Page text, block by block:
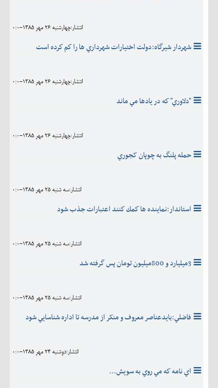
انتشار:چهارشنبه 26 مهر 1385-0:0
شهردار شيرگاه:دولت اختيارات شهرداري ها را كم كرده است
انتشار:چهارشنبه 26 مهر 1385-0:0
"دلاوري" كه در يادها مي ماند
انتشار:چهارشنبه 26 مهر 1385-0:0
حمله پلنگ به چوپان کجوري
انتشار:سه شنبه 25 مهر 1385-0:0
استاندار:نماينده ها كمك كنند اعتبارات جذب شود
انتشار:سه شنبه 25 مهر 1385-0:0
3ميليارد و 800ميليون تومان پس گرفته شد
انتشار:سه شنبه 25 مهر 1385-0:0
فاضلي:بايدعناصر معروف و منکر از مدرسه تا اداره شناسايي شود
انتشار:دوشنبه 24 مهر 1385-0:0
اي نامه كه مي روي به سويش...